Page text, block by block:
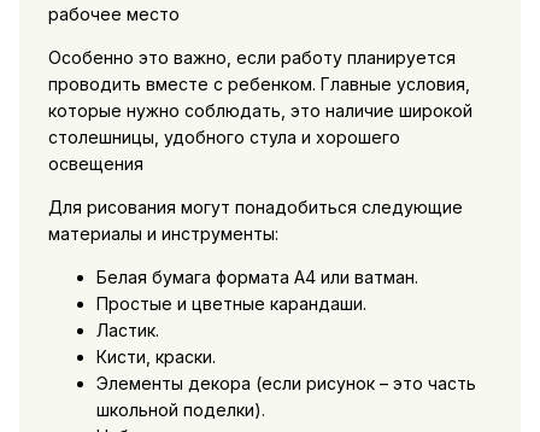
рабочее место
Особенно это важно, если работу планируется
проводить вместе с ребенком. Главные условия,
которые нужно соблюдать, это наличие широкой
столешницы, удобного стула и хорошего
освещения
Для рисования могут понадобиться следующие
материалы и инструменты:
Белая бумага формата А4 или ватман.
Простые и цветные карандаши.
Ластик.
Кисти, краски.
Элементы декора (если рисунок – это часть
школьной поделки).